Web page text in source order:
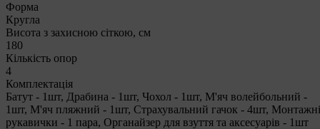
Форма
Кругла
Висота з захисною сіткою, см
180
Кількість опор
4
Комплектація
Батут - 1шт, Драбина - 1шт, Чохол - 1шт, М'яч волейбольний -
1шт, М'яч пляжний - 1шт, Страхувальний гачок - 4шт, Монтажні
рукавички - 1 пара, Органайзер для взуття та аксесуарів - 1шт